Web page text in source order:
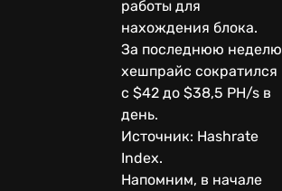
работы для
нахождения блока.
За последнюю неделю
хешпрайс сократился
с $42 до $38,5 PH/s в
день.
Источник: Hashrate
Index.
Напомним, в начале